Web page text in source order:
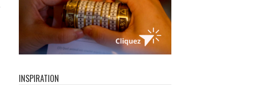
INSPIRATION